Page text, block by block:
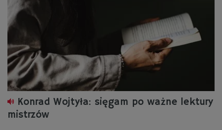
Konrad Wojtyła: sięgam po ważne lektury
mistrzów